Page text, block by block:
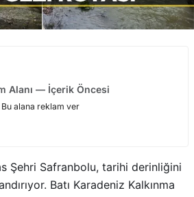
Alanı — İçerik Öncesi
Bu alana reklam ver
Şehri Safranbolu, tarihi derinliğini
Batı Karadeniz Kalkınma